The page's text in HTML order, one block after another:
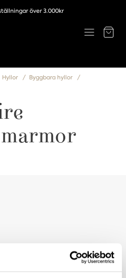
över 3.000kr
Hyllor Byggbara hyllor